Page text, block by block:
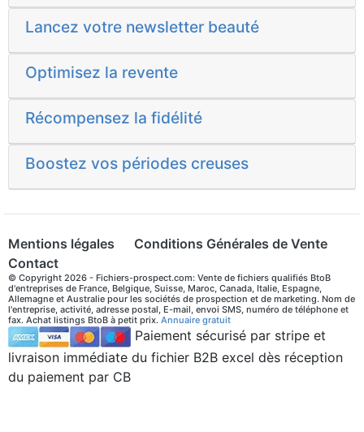
Lancez votre newsletter beauté
Optimisez la revente
Récompensez la fidélité
Boostez vos périodes creuses
Mentions légales
Conditions Générales de Vente
Contact
© Copyright 2026 - Fichiers-prospect.com: Vente de fichiers qualifiés BtoB
d'entreprises de France, Belgique, Suisse, Maroc, Canada, Italie, Espagne,
Allemagne et Australie pour les sociétés de prospection et de marketing. Nom de
l'entreprise, activité, adresse postal, E-mail, envoi SMS, numéro de téléphone et
fax. Achat listings BtoB à petit prix. Annuaire gratuit
Paiement sécurisé par stripe et
livraison immédiate du fichier B2B excel dès réception
du paiement par CB